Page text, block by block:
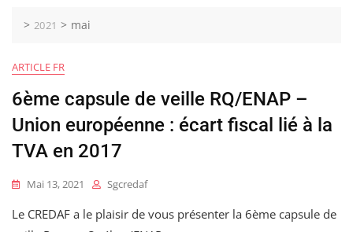
> 2021 > mai
ARTICLE FR
6ème capsule de veille RQ/ENAP –
Union européenne : écart fiscal lié à la
TVA en 2017
Mai 13, 2021 Sgcredaf
Le CREDAF a le plaisir de vous présenter la 6ème capsule de